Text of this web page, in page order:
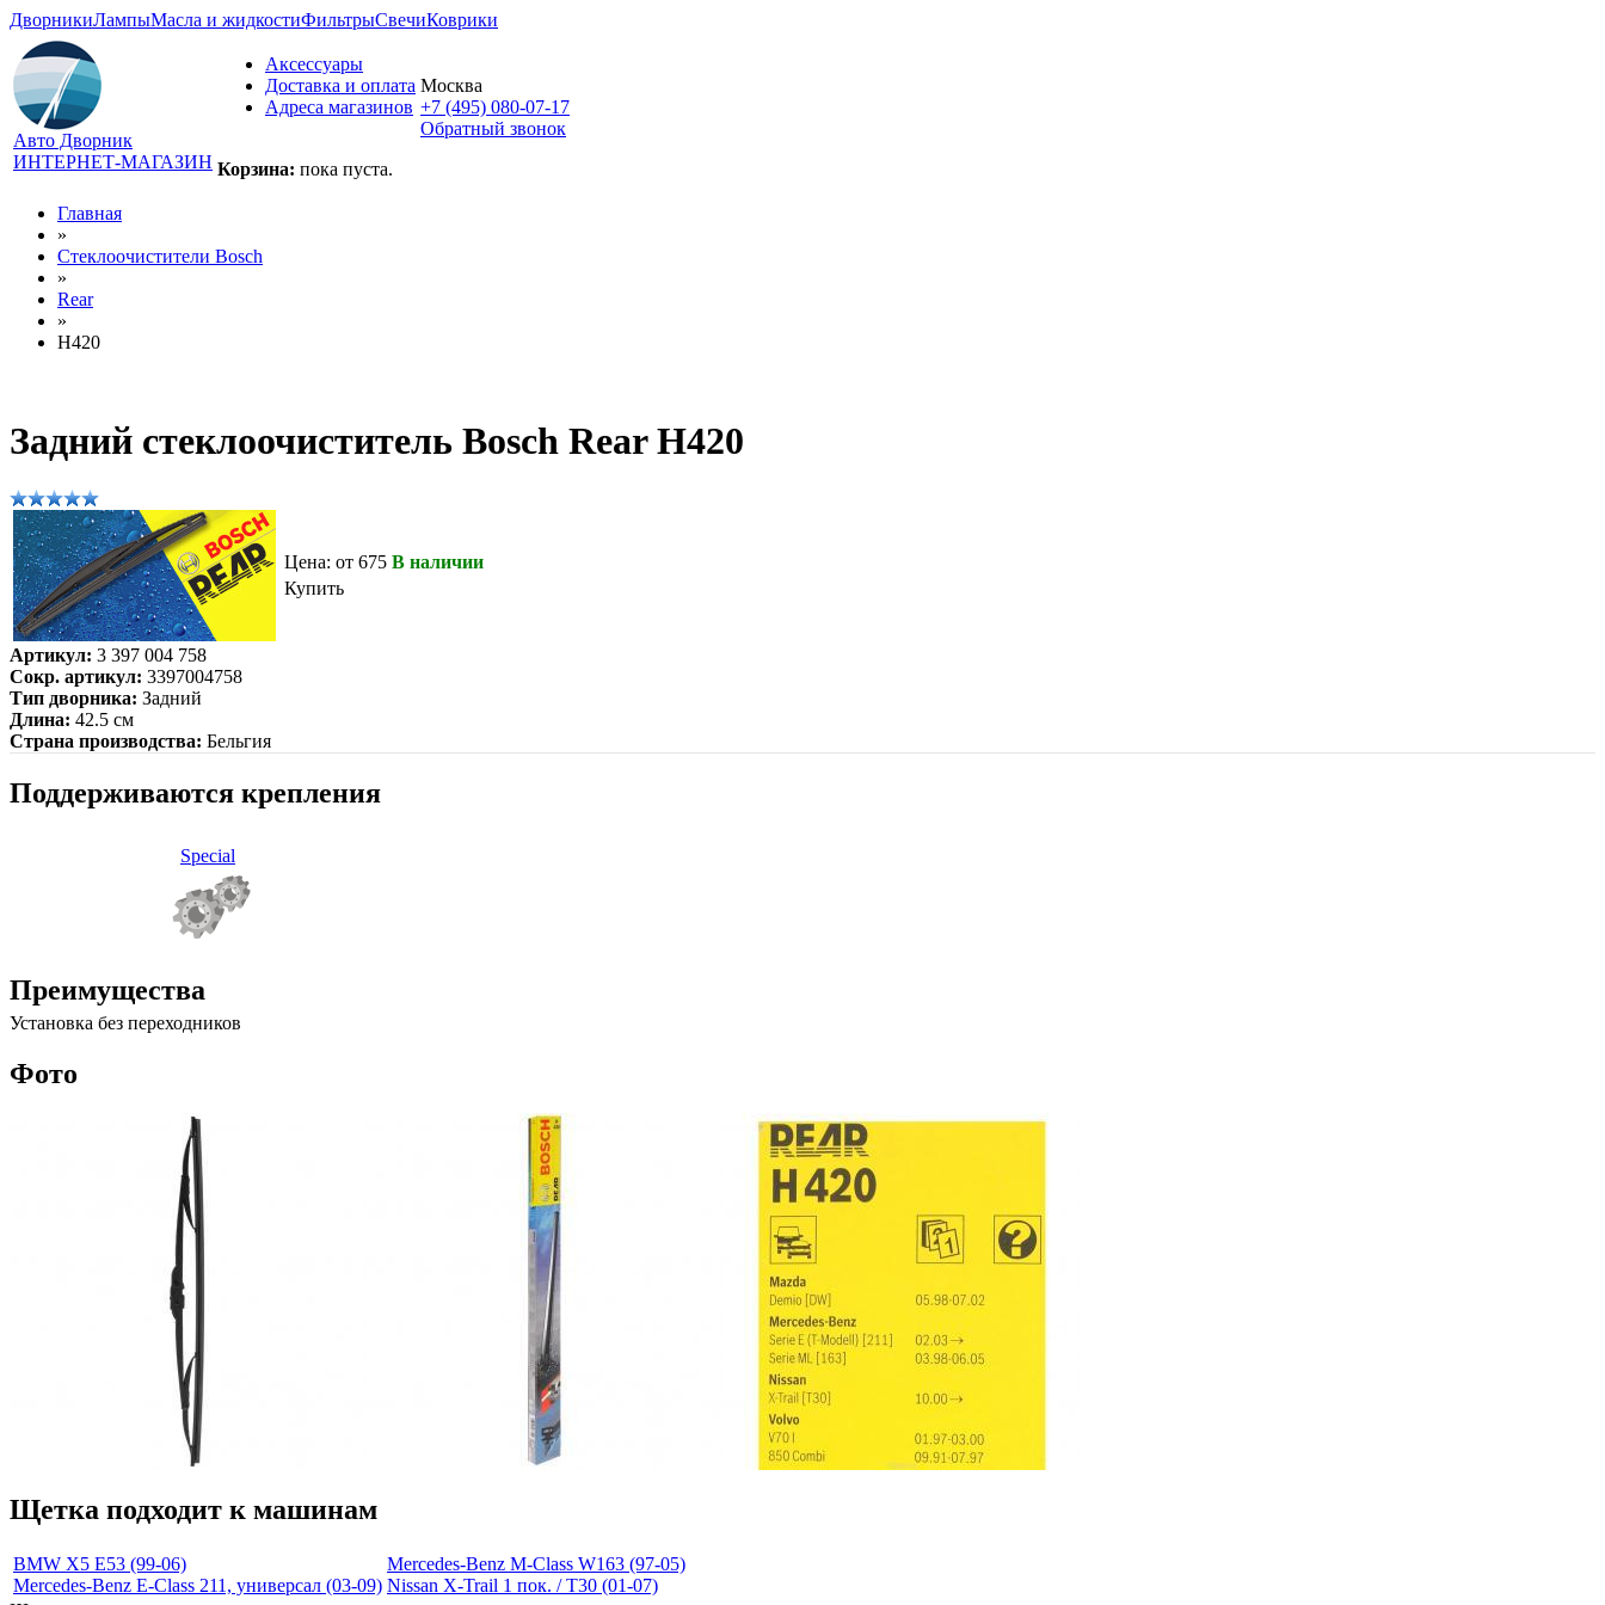
ДворникиЛампыМасла и жидкостиФильтрыСвечиКоврики
Авто Дворник
ИНТЕРНЕТ-МАГАЗИН
Аксессуары
Доставка и оплата
Адреса магазинов
Корзина: пока пуста.
Москва
+7 (495) 080-07-17
Обратный звонок
Главная
»
Стеклоочистители Bosch
»
Rear
»
H420
Задний стеклоочиститель Bosch Rear H420
Цена: от 675 В наличии
Купить
Артикул: 3 397 004 758
Сокр. артикул: 3397004758
Тип дворника: Задний
Длина: 42.5 см
Страна производства: Бельгия
Поддерживаются крепления
Special
Преимущества
Установка без переходников
Фото
Щетка подходит к машинам
BMW X5 E53 (99-06)
Mercedes-Benz E-Class 211, универсал (03-09)
Mercedes-Benz M-Class W163 (97-05)
Nissan X-Trail 1 пок. / T30 (01-07)